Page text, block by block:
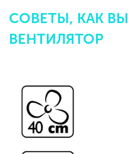
СОВЕТЫ, КАК
ВЕНТИЛЯТОР